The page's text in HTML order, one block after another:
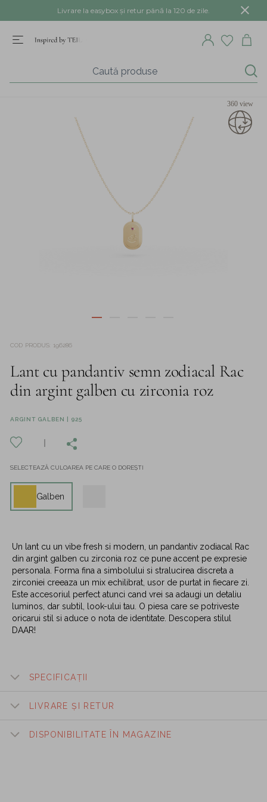
Livrare la easybox și retur până la 120 de zile.
360 view
COD PRODUS 196286
Lant cu pandantiv semn zodiacal Rac
din argint galben cu zirconia roz
ARGINT GALBEN | 925
SELECTEAZĂ CULOAREA PE CARE O DOREȘTI
Galben
Un lant cu un vibe fresh si modern, un pandantiv zodiacal Rac
din argint galben cu zirconia roz ce pune accent pe expresie
personala. Forma fina a simbolului si stralucirea discreta a
zirconiei creeaza un mix echilibrat, usor de purtat in fiecare zi.
Este accesoriul perfect atunci cand vrei sa adaugi un detaliu
luminos, dar subtil, look-ului tau. O piesa care se potriveste
oricarui stil si aduce o nota de identitate. Descopera stilul
DAAR!
SPECIFICAȚII
LIVRARE ȘI RETUR
DISPONIBILITATE ÎN MAGAZINE